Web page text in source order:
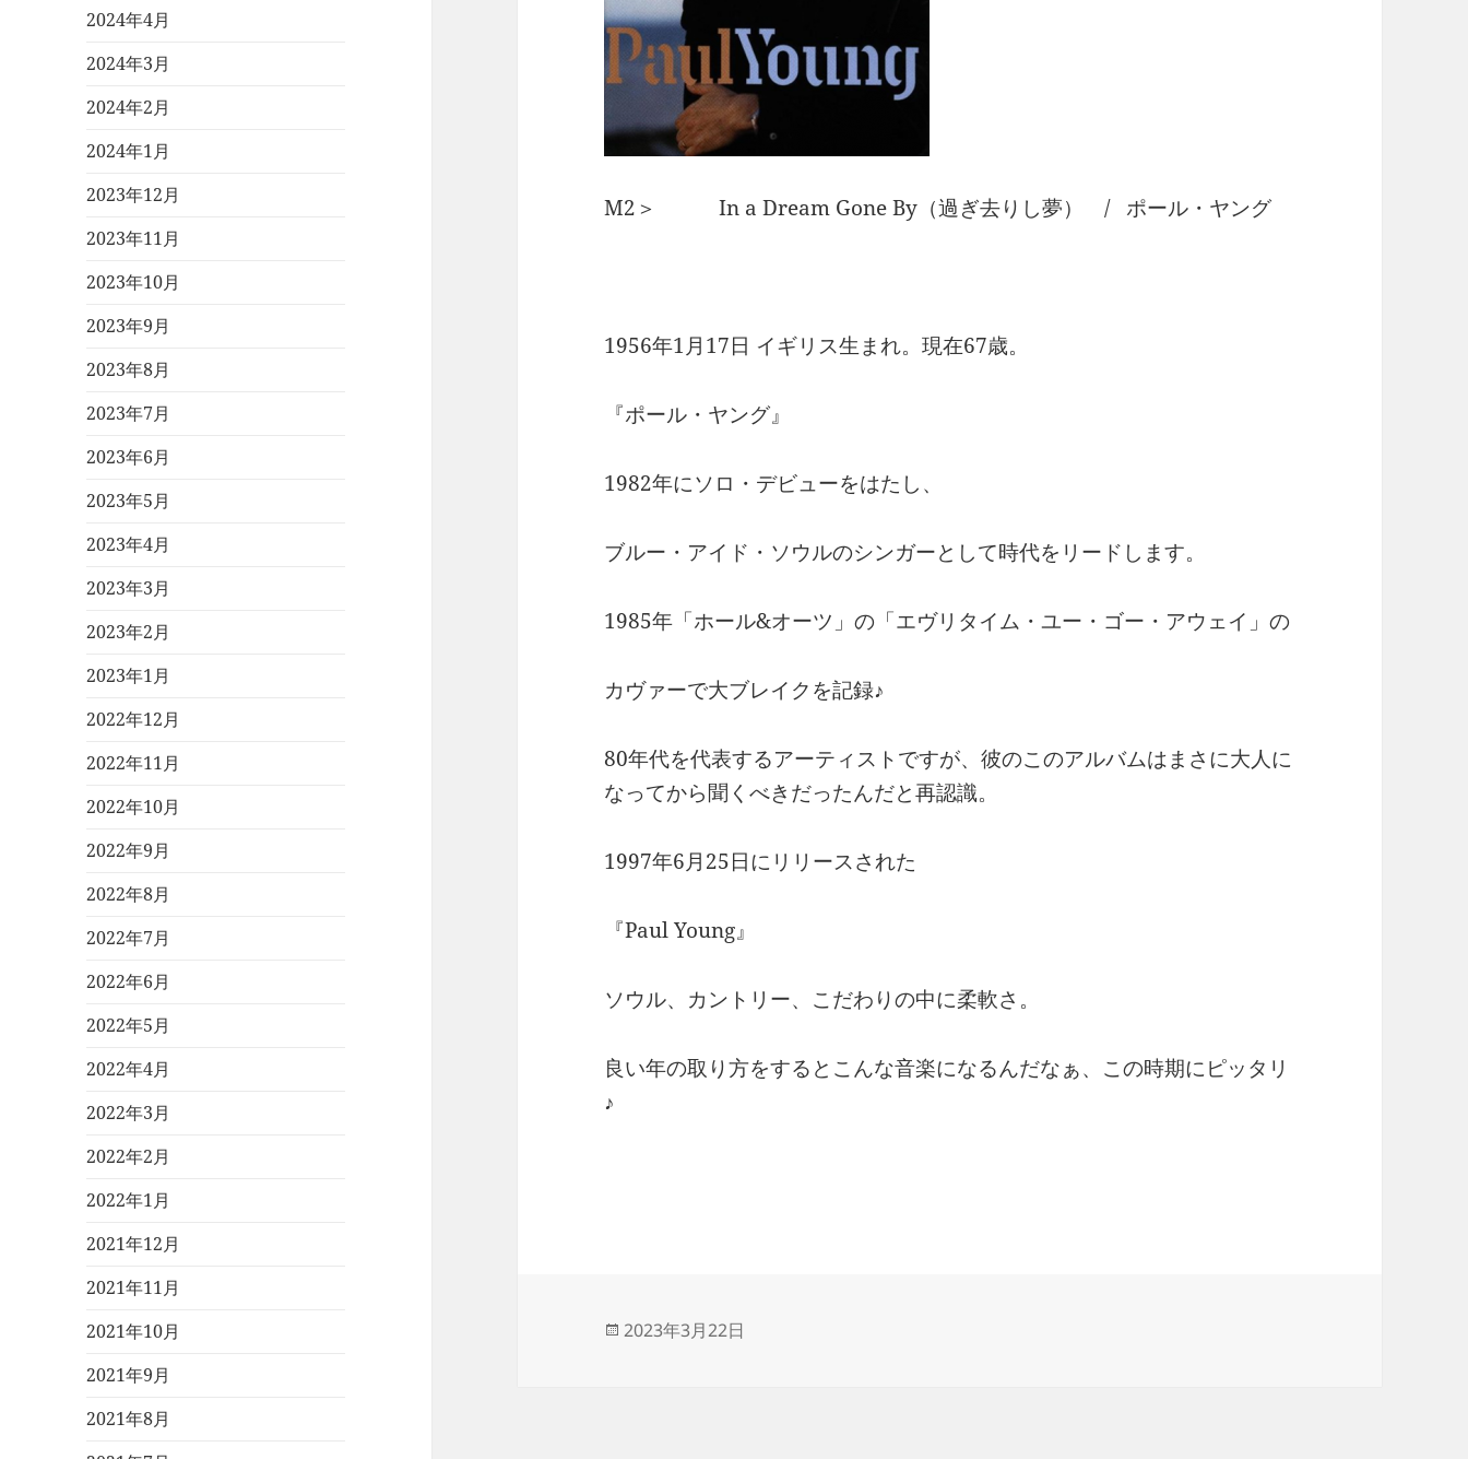
2024年4月
2024年3月
2024年2月
2024年1月
2023年12月
2023年11月
2023年10月
2023年9月
2023年8月
2023年7月
2023年6月
2023年5月
2023年4月
2023年3月
2023年2月
2023年1月
2022年12月
2022年11月
2022年10月
2022年9月
2022年8月
2022年7月
2022年6月
2022年5月
2022年4月
2022年3月
2022年2月
2022年1月
2021年12月
2021年11月
2021年10月
2021年9月
2021年8月
M2＞ In a Dream Gone By（過ぎ去りし夢） / ポール・ヤング
1956年1月17日 イギリス生まれ。現在67歳。
『ポール・ヤング』
1982年にソロ・デビューをはたし、
ブルー・アイド・ソウルのシンガーとして時代をリードします。
1985年「ホール&オーツ」の「エヴリタイム・ユー・ゴー・アウェイ」の
カヴァーで大ブレイクを記録♪
80年代を代表するアーティストですが、彼のこのアルバムはまさに大人に
なってから聞くべきだったんだと再認識。
1997年6月25日にリリースされた
『Paul Young』
ソウル、カントリー、こだわりの中に柔軟さ。
良い年の取り方をするとこんな音楽になるんだなぁ、この時期にピッタリ
♪
投
2023年3月22日